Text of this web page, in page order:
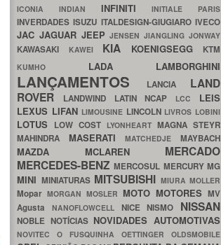
ICONIA INDIAN INFINITIINITIALE PARIS
INVERDADESISUZU ITALDESIGN-GIUGIAROIVECO
JAC JAGUAR JEEPJENSENJIANGLINGJONWAY
KAWASAKI KAWEI KIA KOENIGSEGG KTM
KUMHO LADA LAMBORGHINI
LANÇAMENTOS LANCIA LAND
ROVER
LANDWIND LATIN NCAP LCC LEIS
LEXUS LIFAN LIMOUSINE LINCOLN LIVROS LOBINI
LOTUS LOW COST LYONHEART MAGNA STEYR
MAHINDRA MASERATIMATCHEDJEMAYBACH
MAZDA MCLAREN MERCADO
MERCEDES-BENZMERCOSUL MERCURYMG
MINI MINIATURAS MITSUBISHI MIURA MOLLER
Mopar MORGAN MOSLER MOTO MOTORES MV
Agusta NANOFLOWCELL NICENISMO NISSAN
NOBLE NOTÍCIAS NOVIDADES AUTOMOTIVAS
NOVITEC O FUSQUINHA OETTINGER OLDSMOBILE